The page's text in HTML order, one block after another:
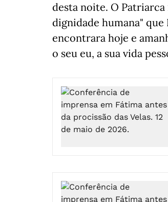
desta noite. O
dignidade humana"
encontrara hoje e
o seu eu, a sua vida